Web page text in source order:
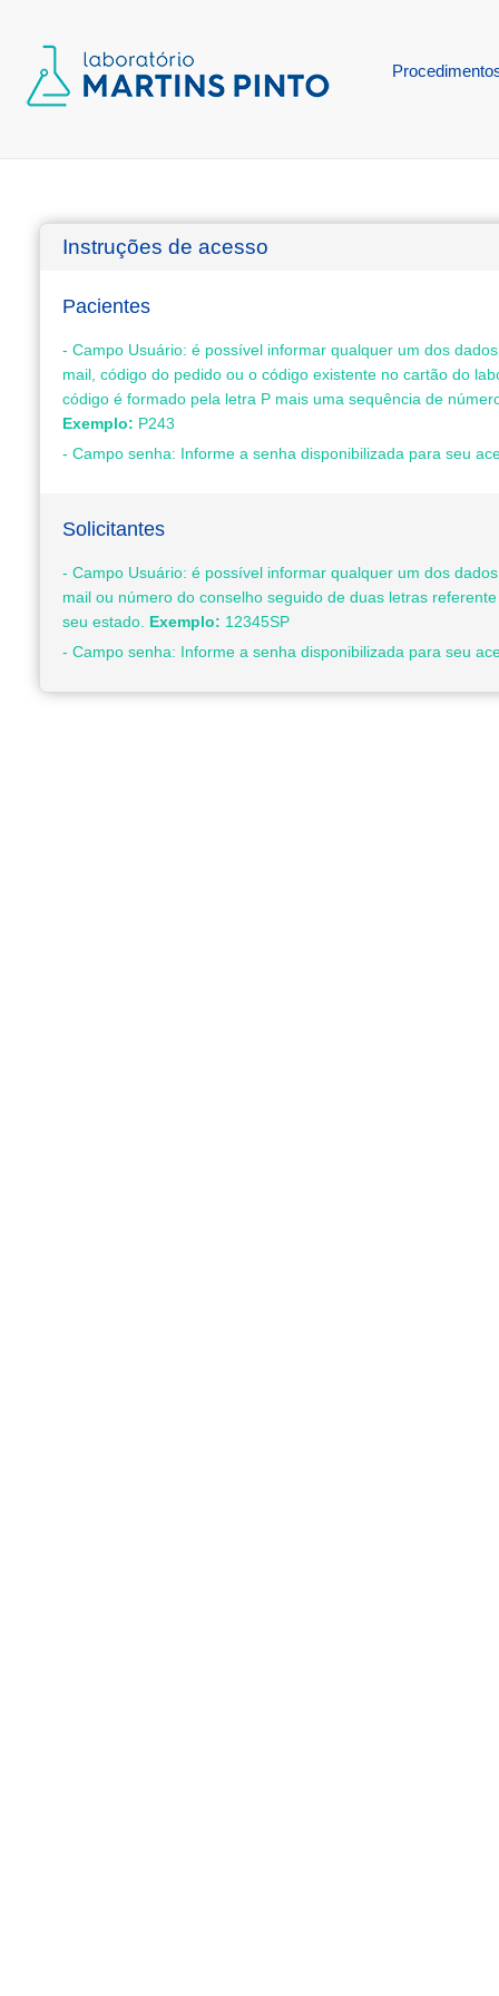
Instruções de acesso
Pacientes
- Campo Usuário: é possível informar qualquer um dos
mail, código do pedido ou o código existente no cartão do
código é formado pela letra P mais uma sequência de
Exemplo: P243
- Campo senha: Informe a senha disponibilizada para seu
Solicitantes
- Campo Usuário: é possível informar qualquer um dos
mail ou número do conselho seguido de duas letras
seu estado. Exemplo: 12345SP
- Campo senha: Informe a senha disponibilizada para seu